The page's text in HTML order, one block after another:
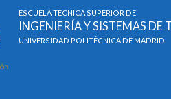
ESCUELA TÉCNICA SUPERIOR DE
INGENIERÍA Y SISTEMAS
UNIVERSIDAD POLITÉCNICA DE MADRID